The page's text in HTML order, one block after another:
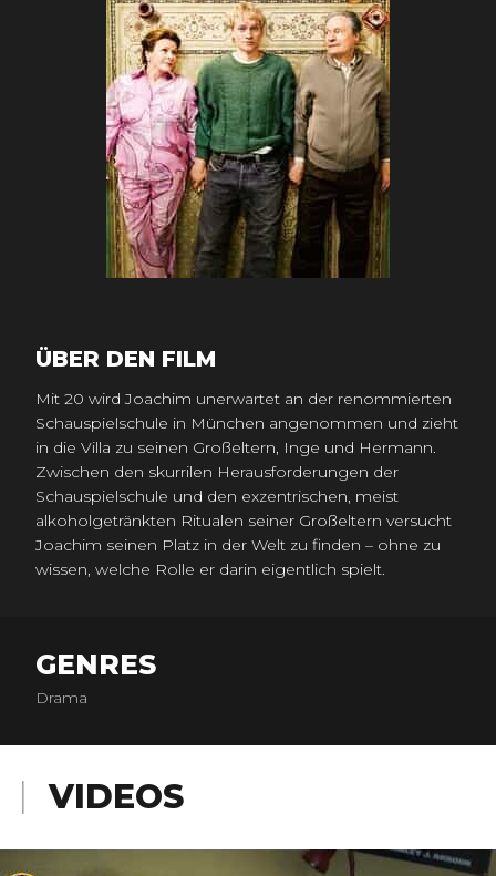
ÜBER DEN FILM
Mit 20 wird Joachim unerwartet an der renommierten
Schauspielschule in München angenommen und zieht
in die Villa zu seinen Großeltern, Inge und Hermann.
Zwischen den skurrilen Herausforderungen der
Schauspielschule und den exzentrischen, meist
alkoholgetränkten Ritualen seiner Großeltern versucht
Joachim seinen Platz in der Welt zu finden – ohne zu
wissen, welche Rolle er darin eigentlich spielt.
GENRES
Drama
VIDEOS